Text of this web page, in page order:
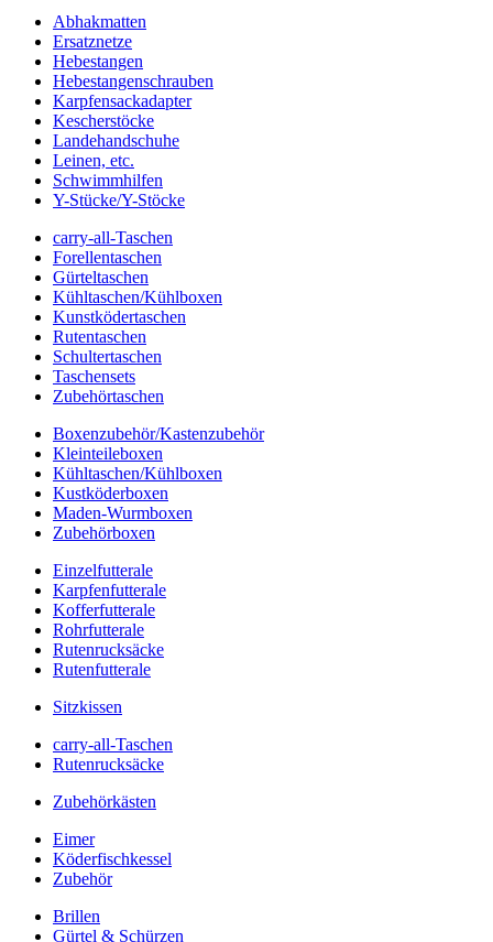
Abhakmatten
Ersatznetze
Hebestangen
Hebestangenschrauben
Karpfensackadapter
Kescherstöcke
Landehandschuhe
Leinen, etc.
Schwimmhilfen
Y-Stücke/Y-Stöcke
carry-all-Taschen
Forellentaschen
Gürteltaschen
Kühltaschen/Kühlboxen
Kunstködertaschen
Rutentaschen
Schultertaschen
Taschensets
Zubehörtaschen
Boxenzubehör/Kastenzubehör
Kleinteileboxen
Kühltaschen/Kühlboxen
Kustköderboxen
Maden-Wurmboxen
Zubehörboxen
Einzelfutterale
Karpfenfutterale
Kofferfutterale
Rohrfutterale
Rutenrucksäcke
Rutenfutterale
Sitzkissen
carry-all-Taschen
Rutenrucksäcke
Zubehörkästen
Eimer
Köderfischkessel
Zubehör
Brillen
Gürtel & Schürzen